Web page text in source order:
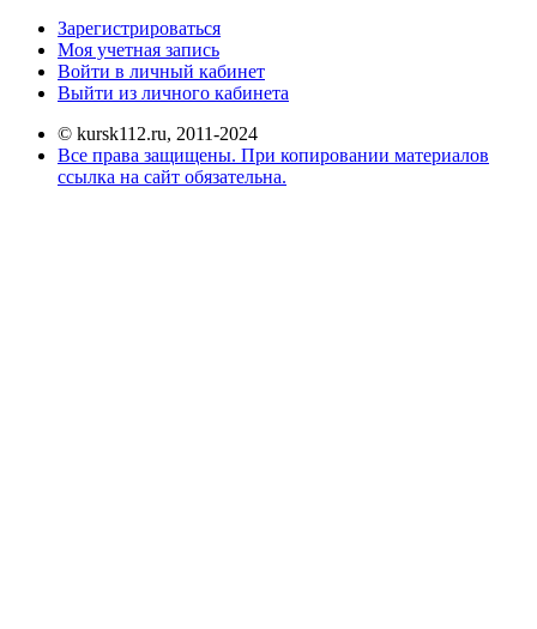
Зарегистрироваться
Моя учетная запись
Войти в личный кабинет
Выйти из личного кабинета
© kursk112.ru, 2011-2024
Все права защищены. При копировании материалов
ссылка на сайт обязательна.